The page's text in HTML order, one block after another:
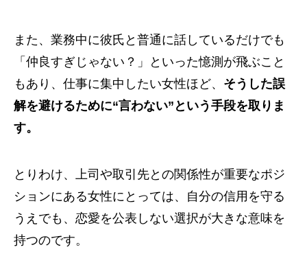
また、業務中に彼氏と普通に話しているだけでも
「仲良すぎじゃない？」といった憶測が飛ぶこと
もあり、仕事に集中したい女性ほど、 そうした誤
解を避けるために“言わない”という手段を取りま
す。
とりわけ、上司や取引先との関係性が重要なポジ
ションにある女性にとっては、自分の信用を守る
うえでも、恋愛を公表しない選択が大きな意味を
持つのです。